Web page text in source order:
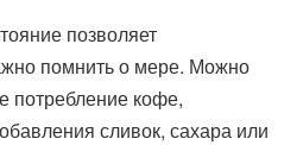
позволяет
помнить о мере. Можно
потребление кофе,
сливок, сахара или